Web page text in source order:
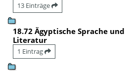
13 Einträge
18.72 Ägyptische Sprache und
Literatur
1 Eintrag